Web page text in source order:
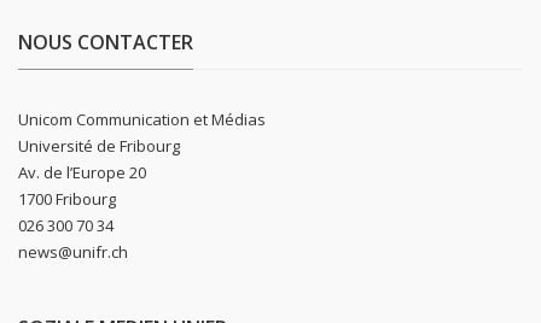
NOUS CONTACTER
Unicom Communication et Médias
Université de Fribourg
Av. de l’Europe 20
1700 Fribourg
026 300 70 34
news@unifr.ch